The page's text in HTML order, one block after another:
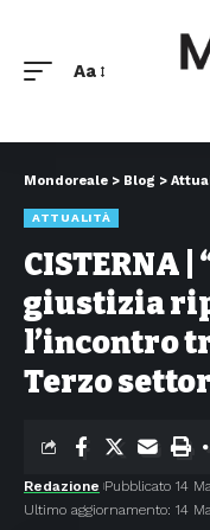
Aa
Mondoreale > Blog >
ATTUALITÀ
CISTERNA
giustizia
l’incontro
Terzo
Ultimo aggiornamento: 14
Redazione Pubblicato 14